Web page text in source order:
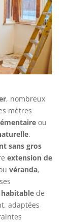
, nombreux
mètres
ou
.
sans gros
extension de
véranda,
de
adaptées